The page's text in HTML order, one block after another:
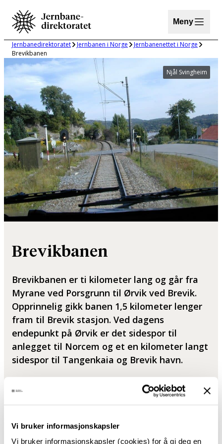
Vi bruker informasjonskapsler
Vi bruker informasjonskapsler (cookies) for å gi deg en
Hopp
innhold
Meny
Jernbanedirektoratet Jernbanen i Norge
Jernbanenettet i Norge
Brevikbanen
Brevikbanen
Brevikbanen er ti kilometer lang og går fra
Myrane ved Porsgrunn til Ørvik ved Brevik.
Opprinnelig gikk banen 1,5 kilometer lenger
fram til Brevik stasjon. Ved dagens
endepunkt på Ørvik er det sidespor til
anlegget til Norcem og et en kilometer langt
sidespor til Tangenkaia og Brevik havn.
Njål Svingheim
Fakta om Brevikbanen
Samlet banelengde:
sporet ned til Brevik havn